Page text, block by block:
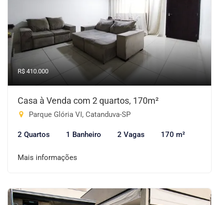
R$ 410.000
Casa à Venda com 2 quartos, 170m²
Parque Glória VI, Catanduva-SP
2 Quartos 1 Banheiro 2 Vagas 170 m²
Mais informações